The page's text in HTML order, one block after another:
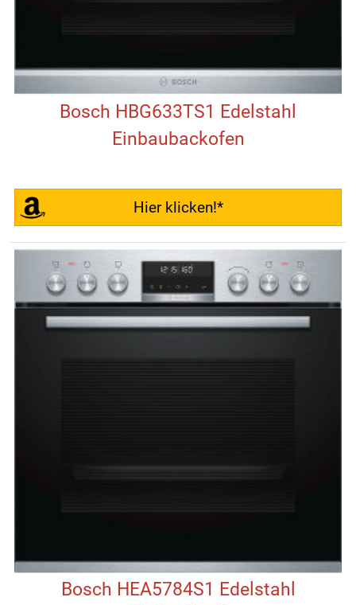
Bosch HBG633TS1 Edelstahl
Einbaubackofen
Hier klicken!*
Bosch HEA5784S1 Edelstahl